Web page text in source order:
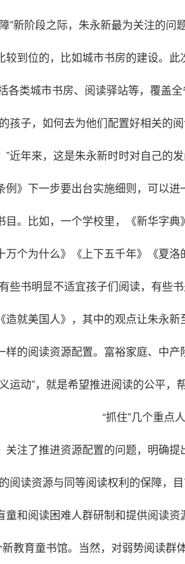
”新阶段之际，朱永新最为关注的问
到位的，比如城市书房的建设。
类城市书房、阅读驿站等，覆盖
孩子，如何去为他们配置好相关的
近年来，这是朱永新时时对自己的
》下一步要出台实施细则，可以
。比如，一个学校里，《新华字
个为什么》《上下五千年》《夏洛
些书明显不适宜孩子们阅读，有些
就美国人》，其中的观点让朱永
的阅读资源配置。富裕家庭、中
运动”，就是希望推进阅读的公平，
“抓住”几个重点
注了推进资源配置的问题，明确
阅读资源与同等阅读权利的保障，
和阅读困难人群研制和提供阅读
教育童书馆。当然，对弱势阅读